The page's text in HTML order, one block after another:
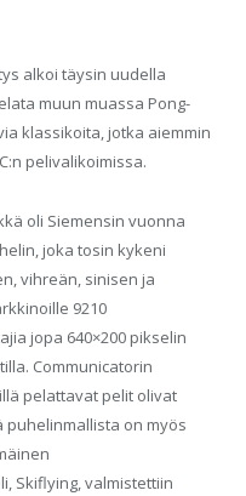
alkoi täysin uudella
muun muassa Pong-
klassikoita, jotka aiemmin
pelivalikoimissa.
oli Siemensin vuonna
joka tosin kykeni
vihreän, sinisen ja
9210
jopa 640×200 pikselin
Communicatorin
pelattavat pelit olivat
on myös
Skiflying, valmistettiin